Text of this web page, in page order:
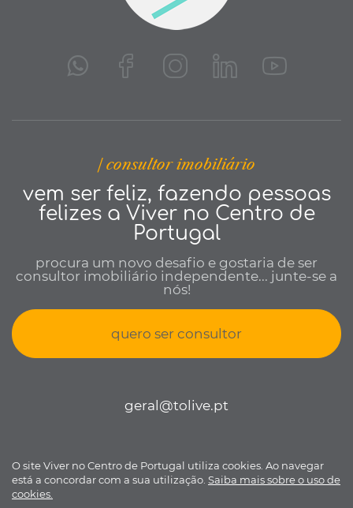
| consultor imobiliário
vem ser feliz, fazendo pessoas
felizes a Viver no Centro de
Portugal
procura um novo desafio e gostaria de ser
consultor imobiliário independente... junte-se a
nós!
quero ser consultor
geral@tolive.pt
Viver no Centro de Portugal © todos os direitos reservados •Política
de Privacidade• Livro de reclamações• Desenvolvido porBomsite
O site Viver no Centro de Portugal utiliza cookies. Ao navegar
está a concordar com a sua utilização. Saiba mais sobre o uso de
cookies.